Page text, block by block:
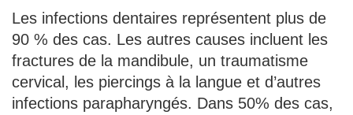
Les infections dentaires représentent plus de
90 % des cas. Les autres causes incluent les
fractures de la mandibule, un traumatisme
cervical, les piercings à la langue et d’autres
infections parapharyngés. Dans 50% des cas,